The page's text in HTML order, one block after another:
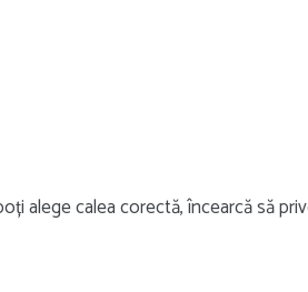
alege calea corectă, încearcă să